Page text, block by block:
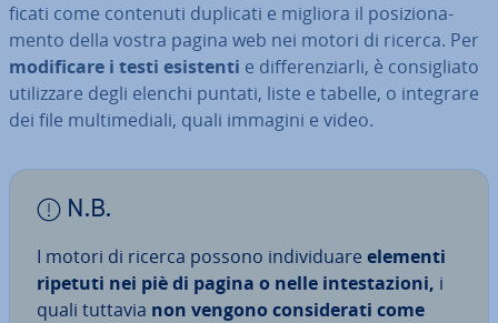
fi­ca­ti come contenuti duplicati e migliora il po­si­zio­na­
men­to della vostra pagina web nei motori di ricerca. Per
mo­di­fi­ca­re i testi esistenti e dif­fe­ren­ziar­li, è con­si­glia­to
uti­liz­za­re degli elenchi puntati, liste e tabelle, o integrare
dei file mul­ti­me­dia­li, quali immagini e video.
N.B.
I motori di ricerca possono in­di­vi­dua­re elementi
ripetuti nei piè di pagina o nelle in­te­sta­zio­ni, i
quali tuttavia non vengono con­si­de­ra­ti come